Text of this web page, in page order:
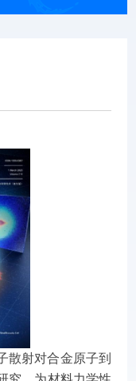
散射对合金原子到